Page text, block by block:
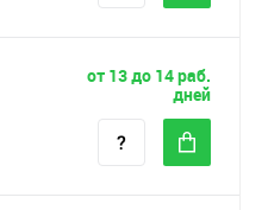
от 13 до 14 раб.
дней